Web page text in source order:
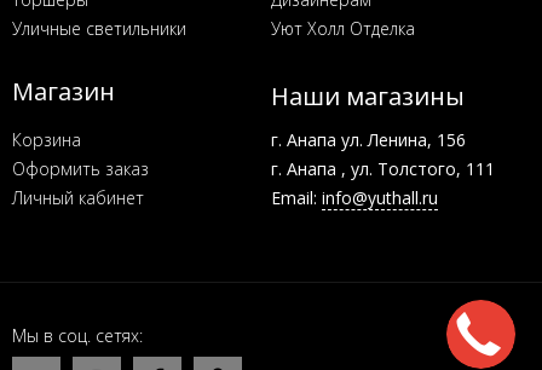
Уличные светильники
Уют Холл Отделка
Магазин
Корзина
Оформить заказ
Личный кабинет
Наши магазины
г. Анапа ул. Ленина, 156
г. Анапа , ул. Толстого, 111
Email: info@yuthall.ru
Мы в соц. сетях